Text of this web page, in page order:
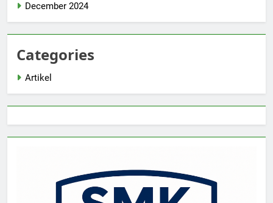
December 2024
Categories
Artikel